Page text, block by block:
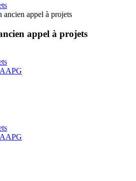
ancien appel à projets
appel à projets